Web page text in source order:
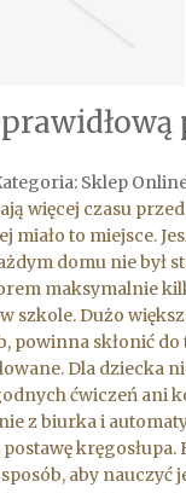
Sklep
więcej czasu
miało to miejsce.
domu nie był
maksymalnie
szkole. Dużo
powinna skłonić
Dla dziecka
ćwiczeń ani
z biurka i
aby nauczyć